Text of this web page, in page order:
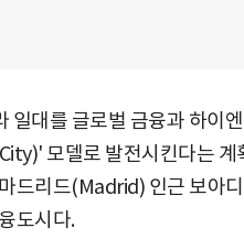
일대를 글로벌 금융과 하이
모델로 발전시킨다는 계
드리드(Madrid) 인근 보아
도시다.